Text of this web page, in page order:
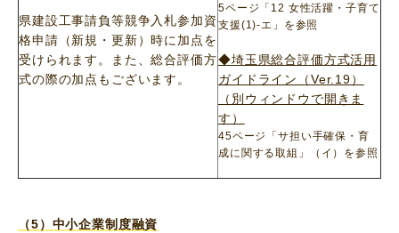
県建設工事請負等競争入札参加資
格申請（新規・更新）時に加点を
受けられます。また、総合評価方
式の際の加点もございます。
5ページ「12 女性活躍・子育て
支援(1)-エ」を参照
◆埼玉県総合評価方式活用
ガイドライン（Ver.19）
（別ウィンドウで開きま
す）
45ページ「サ担い手確保・育
成に関する取組」（イ）を参照
（5）中小企業制度融資